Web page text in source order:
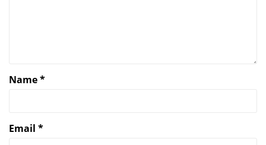
Name*
Email *